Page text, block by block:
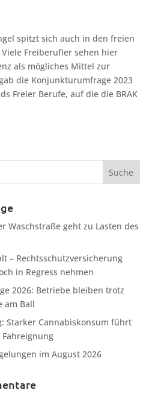
spitzt sich auch in den freien
Freiberufler sehen hier
als mögliches Mittel zur
die Konjunkturumfrage 2023
Freier Berufe, auf die die BRAK
Waschstraße geht zu Lasten des
– Rechtsschutzversicherung
in Regress nehmen
2026: Betriebe bleiben trotz
am Ball
Starker Cannabiskonsum führt
im August 2026